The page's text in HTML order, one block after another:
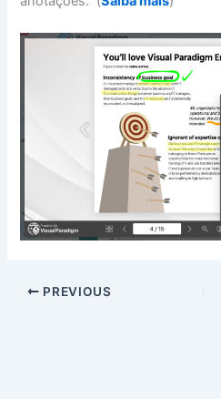
PREVIOUS